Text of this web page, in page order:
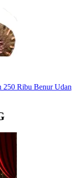
250 Ribu Benur